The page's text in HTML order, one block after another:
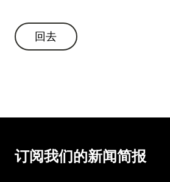
回去
订阅我们的新闻简报